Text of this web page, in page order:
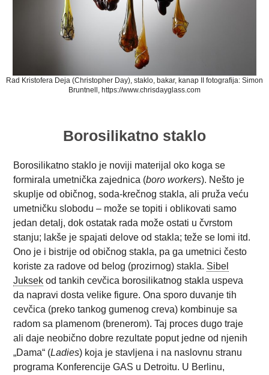
Rad Kristofera Deja (Christopher Day), staklo, bakar, kanap II fotografija: Simon
Bruntnell, https://www.chrisdayglass.com
Borosilikatno staklo
Borosilikatno staklo je noviji materijal oko koga se
formirala umetnička zajednica (boro workers). Nešto je
skuplje od običnog, soda-krečnog stakla, ali pruža veću
umetničku slobodu – može se topiti i oblikovati samo
jedan detalj, dok ostatak rada može ostati u čvrstom
stanju; lakše je spajati delove od stakla; teže se lomi itd.
Ono je i bistrije od običnog stakla, pa ga umetnici često
koriste za radove od belog (prozirnog) stakla. Sibel
Juksek od tankih cevčica borosilikatnog stakla uspeva
da napravi dosta velike figure. Ona sporo duvanje tih
cevčica (preko tankog gumenog creva) kombinuje sa
radom sa plamenom (brenerom). Taj proces dugo traje
ali daje neobično dobre rezultate poput jedne od njenih
„Dama“ (Ladies) koja je stavljena i na naslovnu stranu
programa Konferencije GAS u Detroitu. U Berlinu,